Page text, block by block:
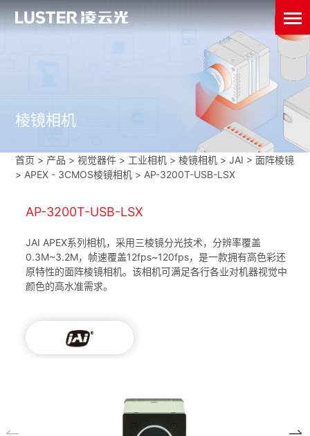
棱镜相机
首页 > 产品 > 视觉器件 > 工业相机 >棱镜相机 >JAI >面阵棱镜
> APEX - 3CMOS棱镜相机 > AP-3200T-USB-LSX
AP-3200T-USB-LSX
JAI APEX系列相机，采用三棱镜分光技术，分辨率覆盖
0.3M~3.2M，帧速覆盖12fps~120fps，是一款拥有高色彩还
原特性的面阵棱镜相机。该相机可满足各行各业对机器视觉中
颜色的高水准需求。